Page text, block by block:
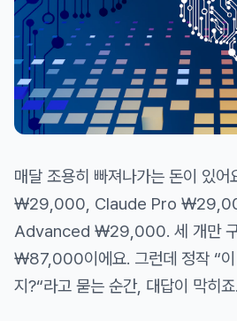
매달 조용히 빠져나가는 돈이 있
₩29,000, Claude Pro
Advanced ₩29,000. 세 개만 구
₩87,000이에요. 그런데 정작 “이
지?“라고 묻는 순간, 대답이 막히죠.